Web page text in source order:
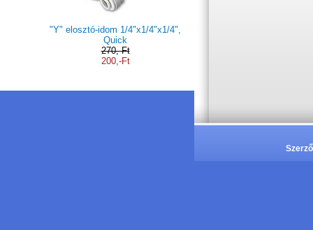
"Y" elosztó-idom 1/4"x1/4"x1/4",
Quick
270,-Ft
200,-Ft